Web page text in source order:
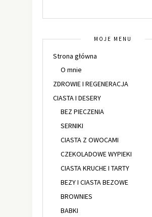
MOJE MENU
Strona główna
O mnie
ZDROWIE I REGENERACJA
CIASTA I DESERY
BEZ PIECZENIA
SERNIKI
CIASTA Z OWOCAMI
CZEKOLADOWE WYPIEKI
CIASTA KRUCHE I TARTY
BEZY I CIASTA BEZOWE
BROWNIES
BABKI